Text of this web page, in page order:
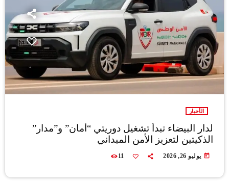
الأخبار
لدار البيضاء تبدأ تشغيل دوريتي “أمان” و”مدار”
الذكيتين لتعزيز الأمن الميداني
today يوليو 26, 2026 11